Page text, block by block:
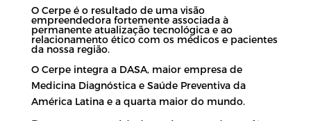
O Cerpe é o resultado de uma visão
empreendedora fortemente associada à
permanente atualização tecnológica e ao
relacionamento ético com os médicos e pacientes
da nossa região.
O Cerpe integra a DASA, maior empresa de
Medicina Diagnóstica e Saúde Preventiva da
América Latina e a quarta maior do mundo.